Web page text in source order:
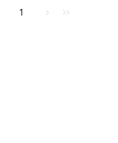
이전으로
1다음으로